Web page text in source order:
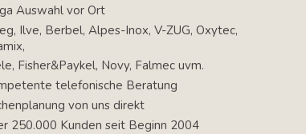
Auswahl vor Ort
Ilve, Berbel, Alpes-Inox, V-ZUG, Oxytec,
Fisher&Paykel, Novy, Falmec uvm.
telefonische Beratung
von uns direkt
250.000 Kunden seit Beginn 2004